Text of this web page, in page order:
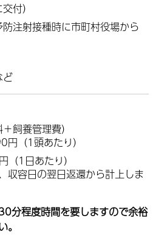
付）
注射接種時に市町村役場から
ど
飼養管理費）
（1頭あたり）
1日あたり）
収容日の翌日返還から計上しま
分程度時間を要しますので余裕
。